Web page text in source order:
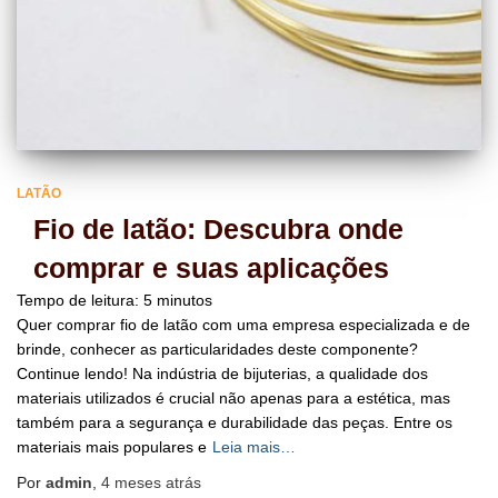
LATÃO
Fio de latão: Descubra onde
comprar e suas aplicações
Tempo de leitura: 5 minutos
Quer comprar fio de latão com uma empresa especializada e de
brinde, conhecer as particularidades deste componente?
Continue lendo! Na indústria de bijuterias, a qualidade dos
materiais utilizados é crucial não apenas para a estética, mas
também para a segurança e durabilidade das peças. Entre os
materiais mais populares e Leia mais…
Por admin 4 meses atrás